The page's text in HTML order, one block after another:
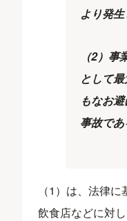
より発
（2）
として
もなお
事故で
（1）は、法律
飲食店などに対